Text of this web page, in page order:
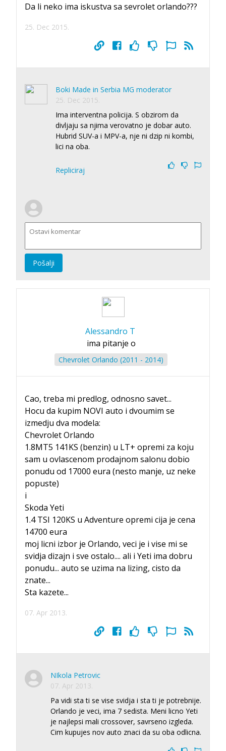
Da li neko ima iskustva sa sevrolet orlando???
25. Dec 2015.
Boki Made in Serbia MG moderator
25. Dec 2015.
Ima interventna policija. S obzirom da
divljaju sa njima verovatno je dobar auto.
Hubrid SUV-a i MPV-a, nje ni dzip ni kombi,
lici na oba.
Repliciraj
Pošalji
Alessandro T
ima pitanje o
Chevrolet Orlando (2011 - 2014)
Cao, treba mi predlog, odnosno savet...
Hocu da kupim NOVI auto i dvoumim se
izmedju dva modela:
Chevrolet Orlando
1.8MT5 141KS (benzin) u LT+ opremi za koju
sam u ovlascenom prodajnom salonu dobio
ponudu od 17000 eura (nesto manje, uz neke
popuste)
i
Skoda Yeti
1.4 TSI 120KS u Adventure opremi cija je cena
14700 eura
moj licni izbor je Orlando, veci je i vise mi se
svidja dizajn i sve ostalo.... ali i Yeti ima dobru
ponudu... auto se uzima na lizing, cisto da
znate...
Sta kazete...
07. Apr 2013.
NIkola Petrovic
07. Apr 2013.
Pa vidi sta ti se vise svidja i sta ti je potrebnije.
Orlando je veci, ima 7 sedista. Meni licno Yeti
je najlepsi mali crossover, savrseno izgleda.
Cim kupujes nov auto znaci da su oba odlicna.